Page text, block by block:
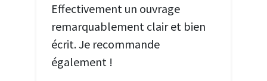
Effectivement un ouvrage
remarquablement clair et bien
écrit. Je recommande
également !